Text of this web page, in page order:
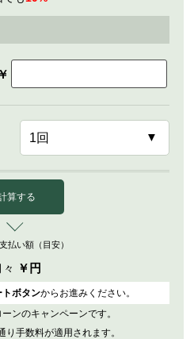
￥
算する
払い額（目安）
々 ￥ 円
トボタンからお進みください。
ンのキャンペーンです。
手数料が適用されます。